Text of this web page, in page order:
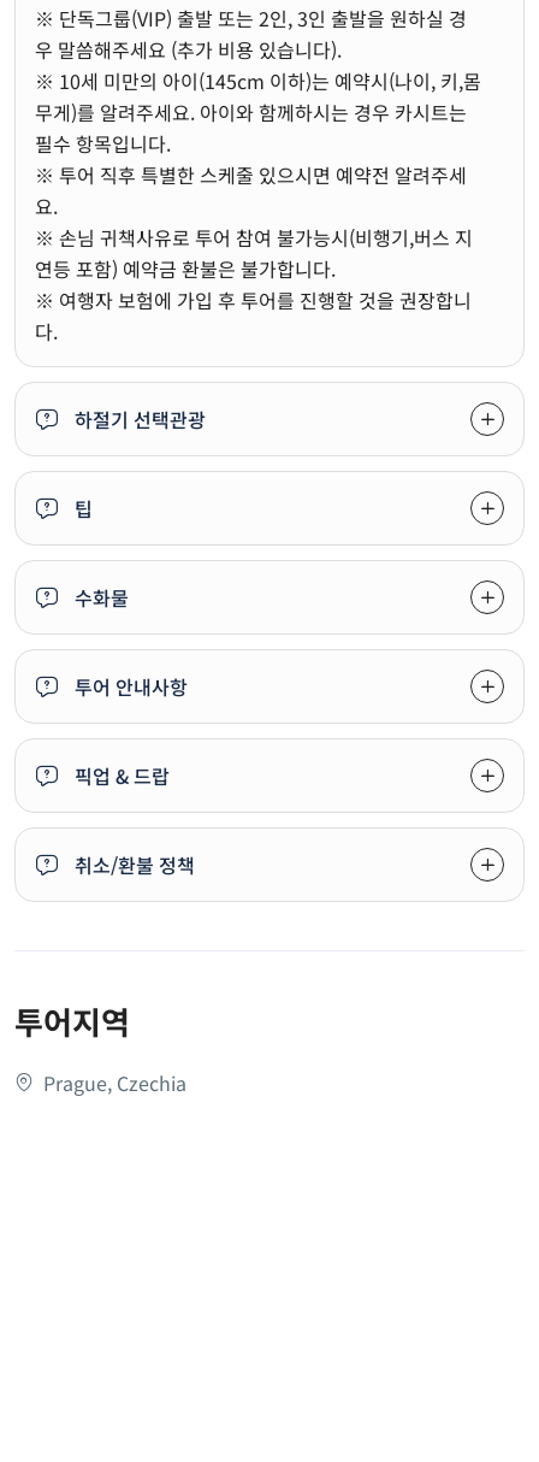
※ 단독그룹(VIP) 출발 또는 2인, 3인 출발을 원하실 경
우 말씀해주세요 (추가 비용 있습니다).
※ 10세 미만의 아이(145cm 이하)는 예약시(나이, 키,몸
무게)를 알려주세요. 아이와 함께하시는 경우 카시트는
필수 항목입니다.
※ 투어 직후 특별한 스케줄 있으시면 예약전 알려주세
요.
※ 손님 귀책사유로 투어 참여 불가능시(비행기,버스 지
연등 포함) 예약금 환불은 불가합니다.
※ 여행자 보험에 가입 후 투어를 진행할 것을 권장합니
다.
하절기 선택관광
팁
수화물
투어 안내사항
픽업 & 드랍
취소/환불 정책
투어지역
Prague, Czechia